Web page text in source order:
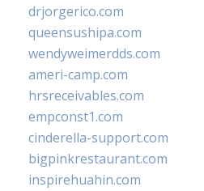
drjorgerico.com
queensushipa.com
wendyweimerdds.com
ameri-camp.com
hrsreceivables.com
empconst1.com
cinderella-support.com
bigpinkrestaurant.com
inspirehuahin.com